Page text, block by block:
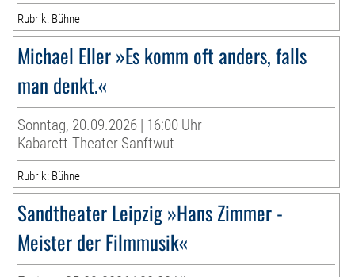
Rubrik: Bühne
Michael Eller »Es komm oft anders, falls
man denkt.«
Sonntag, 20.09.2026 | 16:00 Uhr
Kabarett-Theater Sanftwut
Rubrik: Bühne
Sandtheater Leipzig »Hans Zimmer -
Meister der Filmmusik«